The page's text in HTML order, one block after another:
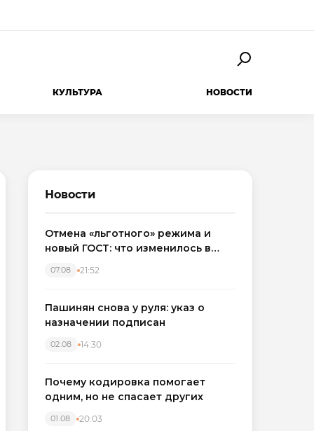
КУЛЬТУРА НОВОСТИ
Новости
Отмена «льготного» режима и
новый ГОСТ: что изменилось в
07.08 21:52
Пашинян снова у руля: указ о
назначении подписан
02.08 14:30
Почему кодировка помогает
одним, но не спасает других
01.08 20:03